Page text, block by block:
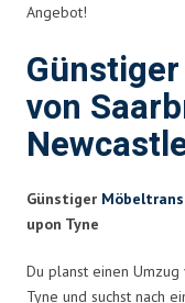
Angebot!
von
Günstiger
upon Tyne
Du planst einen
Tyne und suchst nach